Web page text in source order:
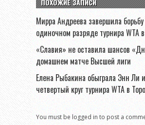
ПОХОЖИЕ ЗАПИСИ
Мирра Андреева завершила борьбу
одиночном разряде турнира WTA
«Славия» не оставила шансов
домашнем матче Высшей лиги
Елена Рыбакина обыграла Энн Ли
четвертый круг турнира WTA в
You must be logged in to post a